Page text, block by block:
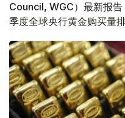
Council, WGC）最新报
季度全球央行黄金购买量